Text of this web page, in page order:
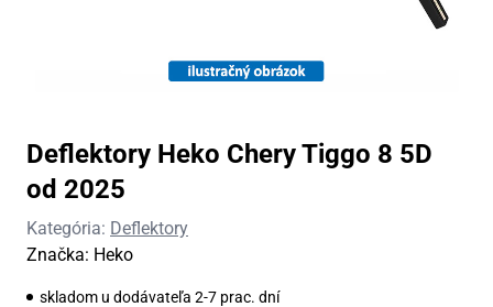
Deflektory Heko Chery Tiggo 8 5D
od 2025
Kategória: Deflektory
Značka: Heko
skladom u dodávateľa 2-7 prac. dní